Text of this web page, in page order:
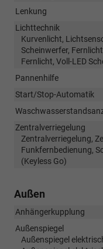
Lenkung
Lichttechnik
Kurvenlicht,
Scheinwerfer,
Fernlicht, Voll-LED
Pannenhilfe
Start/Stop-Automatik
Zentralverriegelung
Zentralverriegelung,
Funkfernbedienung,
(Keyless Go)
Außen
Anhängerkupplung
Außenspiegel
Außenspiegel